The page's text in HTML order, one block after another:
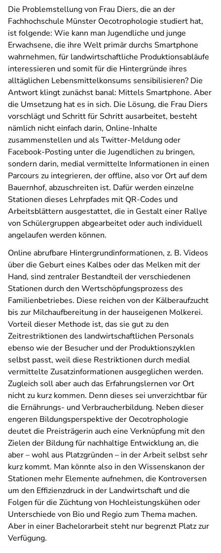
Die Problemstellung von Frau Diers, die an der
Fachhochschule Münster Oecotrophologie studiert hat,
ist folgende: Wie kann man Jugendliche und junge
Erwachsene, die ihre Welt primär durchs Smartphone
wahrnehmen, für landwirtschaftliche Produktionsabläufe
interessieren und somit für die Hintergründe ihres
alltäglichen Lebensmittelkonsums sensibilisieren? Die
Antwort klingt zunächst banal: Mittels Smartphone. Aber
die Umsetzung hat es in sich. Die Lösung, die Frau Diers
vorschlägt und Schritt für Schritt ausarbeitet, besteht
nämlich nicht einfach darin, Online-Inhalte
zusammenstellen und als Twitter-Meldung oder
Facebook-Posting unter die Jugendlichen zu bringen,
sondern darin, medial vermittelte Informationen in einen
Parcours zu integrieren, der offline, also vor Ort auf dem
Bauernhof, abzuschreiten ist. Dafür werden einzelne
Stationen dieses Lehrpfades mit QR-Codes und
Arbeitsblättern ausgestattet, die in Gestalt einer Rallye
von Schülergruppen abgearbeitet oder auch individuell
angelaufen werden können.
Online abrufbare Hintergrundinformationen, z. B. Videos
über die Geburt eines Kalbes oder das Melken mit der
Hand, sind zentraler Bestandteil der verschiedenen
Stationen durch den Wertschöpfungsprozess des
Familienbetriebes. Diese reichen von der Kälberaufzucht
bis zur Milchaufbereitung in der hauseigenen Molkerei.
Vorteil dieser Methode ist, das sie gut zu den
Zeitrestriktionen des landwirtschaftlichen Personals
ebenso wie der Besucher und der Produktionszyklen
selbst passt, weil diese Restriktionen durch medial
vermittelte Zusatzinformationen ausgeglichen werden.
Zugleich soll aber auch das Erfahrungslernen vor Ort
nicht zu kurz kommen. Denn dieses sei unverzichtbar für
die Ernährungs- und Verbraucherbildung. Neben dieser
engeren Bildungsperspektive der Oecotrophologie
deutet die Preisträgerin auch eine Verknüpfung mit den
Zielen der Bildung für nachhaltige Entwicklung an, die
aber – wohl aus Platzgründen – in der Arbeit selbst sehr
kurz kommt. Man könnte also in den Wissenskanon der
Stationen mehr Elemente aufnehmen, die Kontroversen
um den Effizienzdruck in der Landwirtschaft und die
Folgen für die Züchtung von Hochleistungskühen oder
Unterschiede von Bio und Regio zum Thema machen.
Aber in einer Bachelorarbeit steht nur begrenzt Platz zur
Verfügung.